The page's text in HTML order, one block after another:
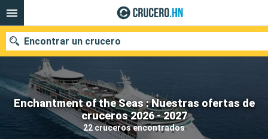
Enchantment of the Seas : Nuestras ofertas de
cruceros 2026 - 2027
22 cruceros encontrados
Encontrar un crucero
Nuestros destinos
Fecha de salida